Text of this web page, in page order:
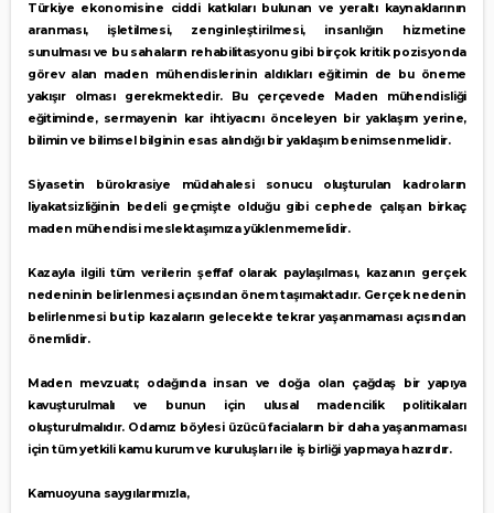
Türkiye ekonomisine ciddi katkıları bulunan ve yeraltı kaynaklarının
aranması, işletilmesi, zenginleştirilmesi, insanlığın hizmetine
sunulması ve bu sahaların rehabilitasyonu gibi birçok kritik pozisyonda
görev alan maden mühendislerinin aldıkları eğitimin de bu öneme
yakışır olması gerekmektedir. Bu çerçevede Maden mühendisliği
eğitiminde, sermayenin kar ihtiyacını önceleyen bir yaklaşım yerine,
bilimin ve bilimsel bilginin esas alındığı bir yaklaşım benimsenmelidir.
Siyasetin bürokrasiye müdahalesi sonucu oluşturulan kadroların
liyakatsizliğinin bedeli geçmişte olduğu gibi cephede çalışan birkaç
maden mühendisi meslektaşımıza yüklenmemelidir.
Kazayla ilgili tüm verilerin şeffaf olarak paylaşılması, kazanın gerçek
nedeninin belirlenmesi açısından önem taşımaktadır. Gerçek nedenin
belirlenmesi bu tip kazaların gelecekte tekrar yaşanmaması açısından
önemlidir.
Maden mevzuatı; odağında insan ve doğa olan çağdaş bir yapıya
kavuşturulmalı ve bunun için ulusal madencilik politikaları
oluşturulmalıdır. Odamız böylesi üzücü faciaların bir daha yaşanmaması
için tüm yetkili kamu kurum ve kuruluşları ile iş birliği yapmaya hazırdır.
Kamuoyuna saygılarımızla,